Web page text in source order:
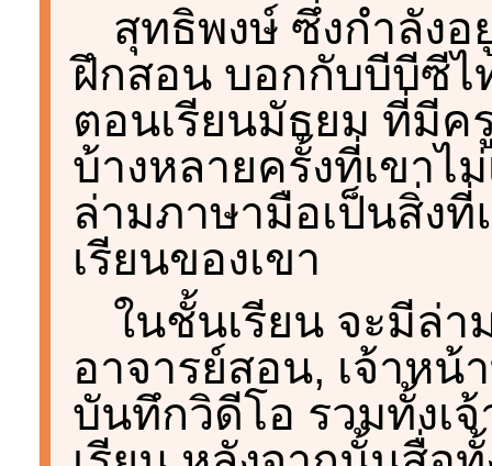
สุทธิพงษ์ ซึ่งกำลัง
ฝึกสอน บอกกับบีบีซีไ
ตอนเรียนมัธยม ที่มีค
บ้างหลายครั้งที่เขาไ
ล่ามภาษามือเป็นสิ่ง
เรียนของเขา
ในชั้นเรียน จะมีล่
อาจารย์สอน, เจ้าห
บันทึกวิดีโอ รวมทั้งเ